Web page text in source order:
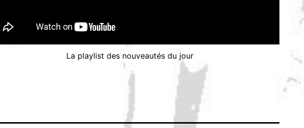
La playlist des nouveautés du jour